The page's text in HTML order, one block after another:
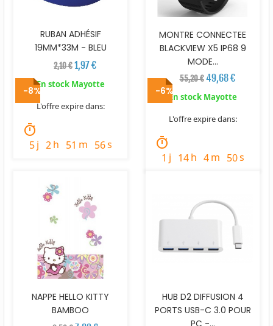
RUBAN ADHÉSIF
19MM*33M - BLEU
2,10 €1,97 €
En stock Mayotte
L'offre expire dans:
timer
5j 2h 51 m 54s
MONTRE CONNECTEE
BLACKVIEW X5 IP68 9
MODE...
55,20 € 49,68 €
En stock Mayotte
L'offre expire dans:
timer
1 j 14h 4m 48s
-8%
NAPPE HELLO KITTY
BAMBOO
-6%
HUB D2 DIFFUSION 4
PORTS USB-C 3.0 POUR
PC -...